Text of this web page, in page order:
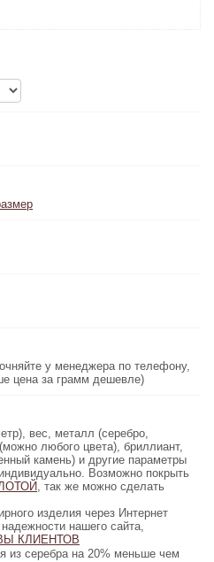
у менеджера по телефону,
цена за грамм дешевле)
вес, металл (серебро,
любого цвета), бриллиант,
камень) и другие параметры
Возможно покрыть
, так же можно сделать
изделия через Интернет
нашего сайта,
КЛИЕНТОВ
из серебра на 20% меньше чем
Узнать свой размер
у менеджера по телефону,
и выше цена за грамм дешевле)
диаметр), вес, металл (серебро,
(можно любого цвета), бриллиант,
камень) и другие параметры
Возможно покрыть
изделия
РОДИЕМ
или
изделия через Интернет
в надежности нашего сайта,
пожалуйста, прочтите
КЛИЕНТОВ
из серебра на 20% меньше чем